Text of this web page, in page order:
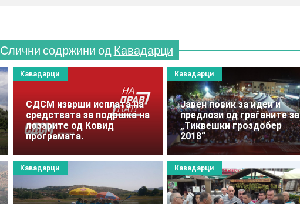
Слични содржини од Кавадарци
СДСМ изврши исплата на
средствата за подршка на
лозарите од Ковид
програмата.
Кавадарци
Јавен повик за идеи и
предлози од граѓаните за
„Тиквешки гроздобер
2018“
Кавадарци
Кавадарци Кавадарци